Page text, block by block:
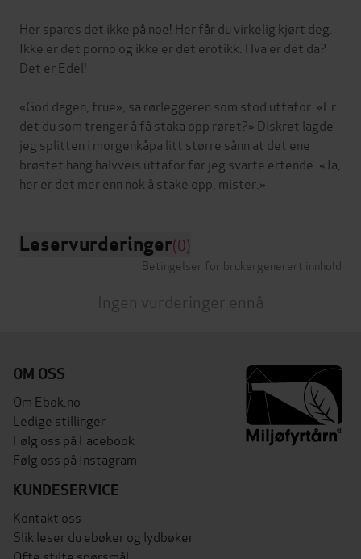
Her spares det ikke på noe! Her får du virkelig kjørt deg.
Ikke er det porno og ikke er det erotikk. Hva er det da?
Det er Edel!
«God dagen, frue», sa rørleggeren som stod uttafor. «Er
det du som trenger å få staka opp røret?» Diskret lagde
jeg splitten i morgenkåpa litt større sånn at det ene
brøstet hang halvveis uttafor før jeg svarte ertende: «Ja,
Leservurderinger(0)
Betingelser for brukergenerert innhold
Ingen vurderinger ennå
OM OSS
Om Ebok.no
Ledige stillinger
Følg oss på Facebook
Følg oss på Instagram
KUNDESERVICE
Kontakt oss
Slik leser du ebøker og lydbøker